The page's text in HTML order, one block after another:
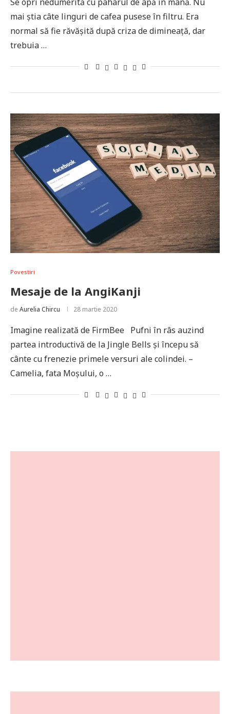
mai știa câte linguri de cafea pusese în filtru. Era
normal să fie răvășită după criza de dimineață, dar
trebuia …
Povestiri
Mesaje de la AngiKanji
de Aurelia Chircu 28 martie 2020
Imagine realizată de FirmBee Pufni în râs auzind
partea introductivă de la Jingle Bells și începu să
cânte cu frenezie primele versuri ale colindei. –
Camelia, fata Moșului, o …